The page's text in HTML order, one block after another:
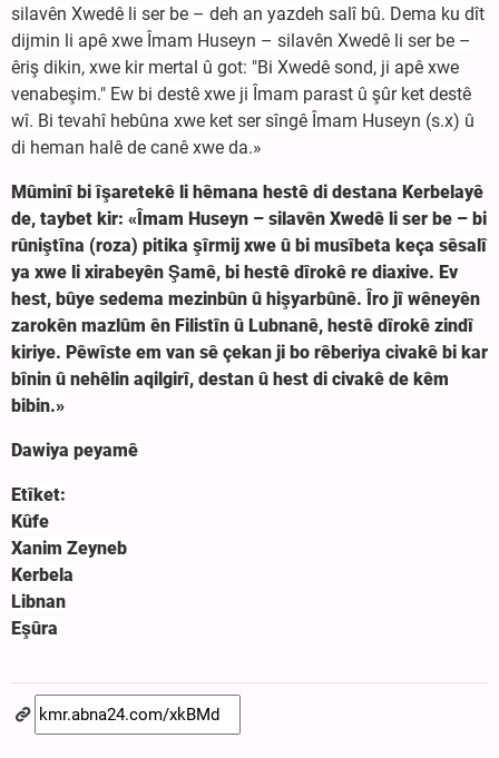
silavên Xwedê li ser be – deh an yazdeh salî bû. Dema ku dît
dijmin li apê xwe Îmam Huseyn – silavên Xwedê li ser be –
êriş dikin, xwe kir mertal û got: "Bi Xwedê sond, ji apê xwe
venabeşim." Ew bi destê xwe ji Îmam parast û şûr ket destê
wî. Bi tevahî hebûna xwe ket ser sîngê Îmam Huseyn (s.x) û
di heman halê de canê xwe da.»
Mûminî bi îşaretekê li hêmana hestê di destana Kerbelayê
de, taybet kir: «Îmam Huseyn – silavên Xwedê li ser be – bi
rûniştîna (roza) pitika şîrmij xwe û bi musîbeta keça sêsalî
ya xwe li xirabeyên Şamê, bi hestê dîrokê re diaxive. Ev
hest, bûye sedema mezinbûn û hişyarbûnê. Îro jî wêneyên
zarokên mazlûm ên Filistîn û Lubnanê, hestê dîrokê zindî
kiriye. Pêwîste em van sê çekan ji bo rêberiya civakê bi kar
bînin û nehêlin aqilgirî, destan û hest di civakê de kêm
bibin.»
Dawiya peyamê
Etîket:
Kûfe
Xanim Zeyneb
Kerbela
Libnan
Eşûra